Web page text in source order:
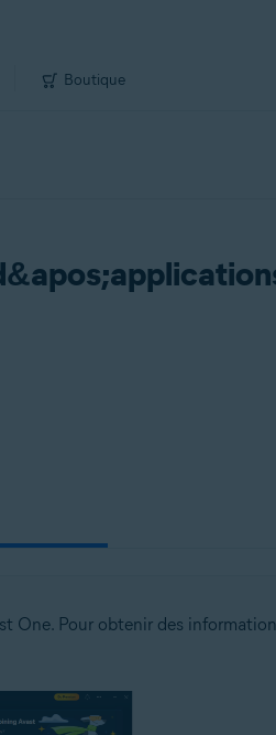
Boutique
One. Pour obtenir des